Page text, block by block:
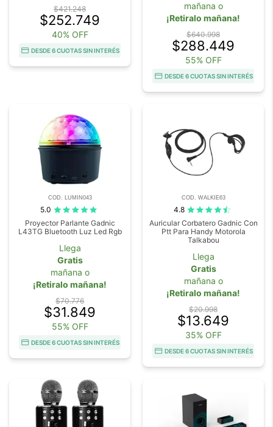
$421.248
$252.749
40% OFF
DESDE 6 CUOTAS SIN INTERÉS
mañana o
¡Retiralo mañana!
$640.998
$288.449
55% OFF
DESDE 6 CUOTAS SIN INTERÉS
COD. LUMIN043
5.0
Proyector Parlante Gadnic
L43TG Bluetooth Luz Led Rgb
Llega
Gratis
mañana o
¡Retiralo mañana!
$70.776
$31.849
55% OFF
DESDE 6 CUOTAS SIN INTERÉS
COD. WALKIE63
4.8
Auricular Corbatero Gadnic Con
Ptt Para Handy Motorola
Talkabou
Llega
Gratis
mañana o
¡Retiralo mañana!
$20.998
$13.649
35% OFF
DESDE 6 CUOTAS SIN INTERÉS